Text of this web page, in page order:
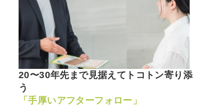
20〜30年先まで見据えてトコトン寄り添
う
「手厚いアフターフォロー」